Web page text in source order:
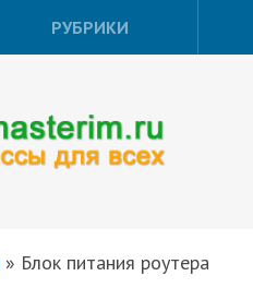
РУБРИКИ
» Блок питания роутера